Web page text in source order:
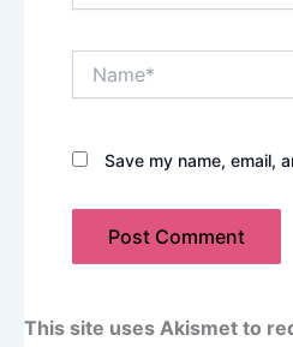
Save my name, email,
This site uses Akismet to